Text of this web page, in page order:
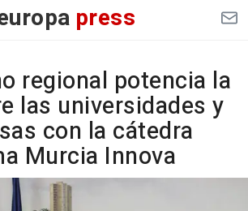
press
regional potencia la
las universidades y
con la cátedra
Murcia Innova